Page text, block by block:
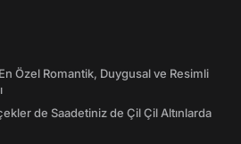
Özel Romantik, Duygusal ve Resimli
de Saadetiniz de Çil Çil Altınlarda